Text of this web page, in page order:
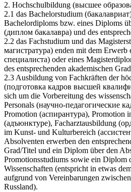
2. Hochschulbildung (высшее
2.1 das Bachelorstudium
Bachelordiploms bzw. eines Diploms
(диплом бакалавра) und des
2.2 das Fachstudium und das
магистратура) enden mit dem
специалиста) oder eines
des entsprechenden akademischen
2.3 Ausbildung von Fachkräften der
(подготовка кадров высшей
sich um die Vorbereitung des
Personals (научно-педагогические
Promotion (аспирантура), Promotion
(адъюнктуре), Facharztausbildung
im Kunst- und Kulturbereich
Absolventen erwerben den
Grad/Titel und ein Diplom über den
Promotionsstudiums sowie ein Diplom
Wissenschaften (entspricht in etwas
aufgrund von Vereinbarungen
Russland).